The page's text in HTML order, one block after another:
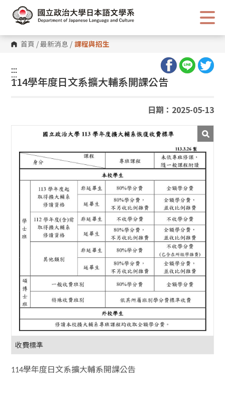
內
容 首頁 /最新消息 / 課程與招生
:::
:::
114學年度日文系擴大輔系開課公告
日期：2025-05-13
收費標準
114學年度日文系擴大輔系開課公告